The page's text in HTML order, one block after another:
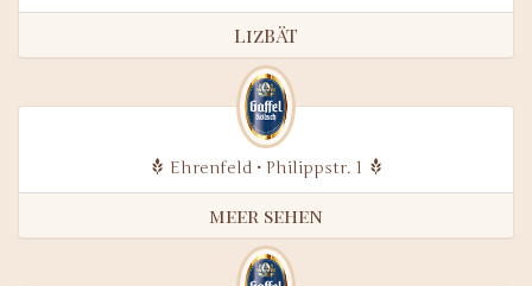
LizBÄT
Ehrenfeld • Philippstr. 1
meer sehen